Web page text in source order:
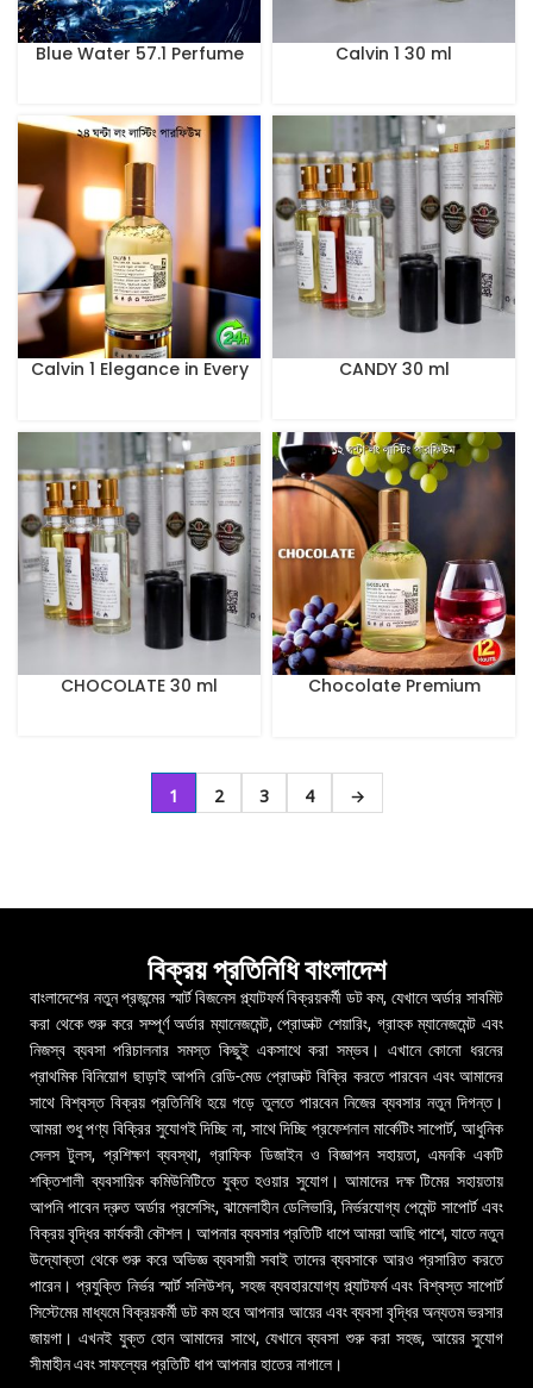
Blue Water 57.1 Perfume
Calvin 1 30 ml
Calvin 1 Elegance in Every
CANDY 30 ml
CHOCOLATE 30 ml
Chocolate Premium
1 2 3 4 →
বিক্রয় প্রতিনিধি বাংলাদেশ
বাংলাদেশের নতুন প্রজন্মের স্মার্ট বিজনেস প্ল্যাটফর্ম বিক্রয়কর্মী ডট কম, যেখানে অর্ডার সাবমিট
করা থেকে শুরু করে সম্পূর্ণ অর্ডার ম্যানেজমেন্ট, প্রোডাক্ট শেয়ারিং, গ্রাহক ম্যানেজমেন্ট এবং
নিজস্ব ব্যবসা পরিচালনার সমস্ত কিছুই একসাথে করা সম্ভব। এখানে কোনো ধরনের
প্রাথমিক বিনিয়োগ ছাড়াই আপনি রেডি-মেড প্রোডাক্ট বিক্রি করতে পারবেন এবং আমাদের
সাথে বিশ্বস্ত বিক্রয় প্রতিনিধি হয়ে গড়ে তুলতে পারবেন নিজের ব্যবসার নতুন দিগন্ত।
আমরা শুধু পণ্য বিক্রির সুযোগই দিচ্ছি না, সাথে দিচ্ছি প্রফেশনাল মার্কেটিং সাপোর্ট, আধুনিক
সেলস টুলস, প্রশিক্ষণ ব্যবস্থা, গ্রাফিক ডিজাইন ও বিজ্ঞাপন সহায়তা, এমনকি একটি
শক্তিশালী ব্যবসায়িক কমিউনিটিতে যুক্ত হওয়ার সুযোগ। আমাদের দক্ষ টিমের সহায়তায়
আপনি পাবেন দ্রুত অর্ডার প্রসেসিং, ঝামেলাহীন ডেলিভারি, নির্ভরযোগ্য পেমেন্ট সাপোর্ট এবং
বিক্রয় বৃদ্ধির কার্যকরী কৌশল। আপনার ব্যবসার প্রতিটি ধাপে আমরা আছি পাশে, যাতে নতুন
উদ্যোক্তা থেকে শুরু করে অভিজ্ঞ ব্যবসায়ী সবাই তাদের ব্যবসাকে আরও প্রসারিত করতে
পারেন। প্রযুক্তি নির্ভর স্মার্ট সলিউশন, সহজ ব্যবহারযোগ্য প্ল্যাটফর্ম এবং বিশ্বস্ত সাপোর্ট
সিস্টেমের মাধ্যমে বিক্রয়কর্মী ডট কম হবে আপনার আয়ের এবং ব্যবসা বৃদ্ধির অন্যতম ভরসার
জায়গা। এখনই যুক্ত হোন আমাদের সাথে, যেখানে ব্যবসা শুরু করা সহজ, আয়ের সুযোগ
সীমাহীন এবং সাফল্যের প্রতিটি ধাপ আপনার হাতের নাগালে।